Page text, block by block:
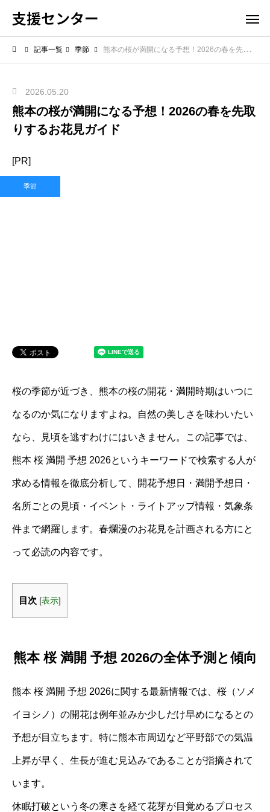
支援センター
記事一覧 季節 熊本の桜が満開になる予想！2026の春を先取りするお花見ガイド
2026.05.20
熊本の桜が満開になる予想！2026の春を先取
りするお花見ガイド
[PR]
季節
桜の季節が近づき、熊本の桜の開花・満開時期はいつに
なるのか気になりますよね。自然の美しさを味わいたい
なら、見頃を逃すわけにはいきません。この記事では、
熊本 桜 満開 予想 2026というキーワードで検索する人が
求める情報を徹底分析して、開花予想日・満開予想日・
名所ごとの見頃・イベント・ライトアップ情報・気象条
件まで網羅します。春爛漫のお花見を計画される方にと
って必読の内容です。
目次 [表示]
熊本 桜 満開 予想 2026の全体予測と傾向
熊本 桜 満開 予想 2026に関する最新情報では、桜（ソメ
イヨシノ）の開花は例年並みか少しだけ早めになるとの
予想が目立ちます。特に熊本市周辺など平野部での気温
上昇が早く、生長が進む見込みであることが指摘されて
います。
休眠打破という冬の寒さを経て花芽が目覚めるプロセス